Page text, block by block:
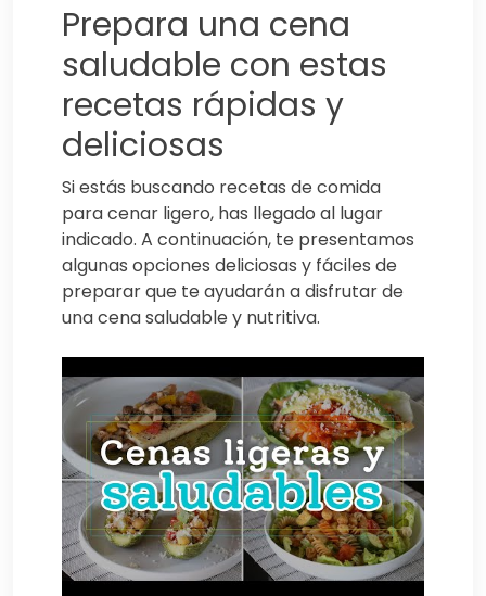
Prepara una cena
saludable con estas
recetas rápidas y
deliciosas
Si estás buscando recetas de comida
para cenar ligero, has llegado al lugar
indicado. A continuación, te presentamos
algunas opciones deliciosas y fáciles de
preparar que te ayudarán a disfrutar de
una cena saludable y nutritiva.